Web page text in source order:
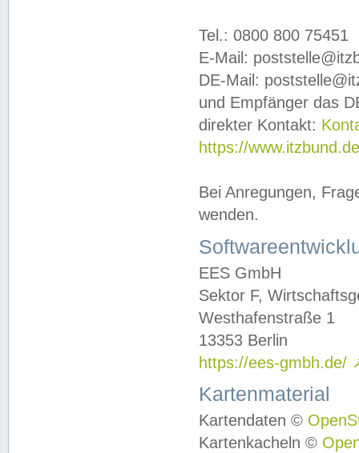
Tel.: 0800 800 75451
E-Mail:
DE-Mail:
und Empfänger das
direkter Kontakt:
https://
Bei Anregungen,
wenden.
EES GmbH
Sektor F,
Westhafenstraße 1
13353 Berlin
https://ees-gmbh.de/
Kartenmaterial
Kartendaten ©
Kartenkacheln ©